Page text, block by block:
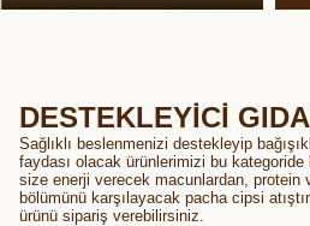
DESTEKLEYİCİ
Sağlıklı beslenmenizi destekleyip
faydası olacak ürünlerimizi bu
size enerji verecek macunlardan, protein
bölümünü karşılayacak pacha cipsi
ürünü sipariş verebilirsiniz.